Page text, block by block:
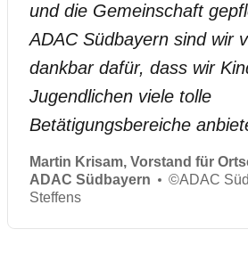
und die Gemeinschaft
ADAC Südbayern sind wir
dankbar dafür, dass wir
Jugendlichen viele tolle
Betätigungsbereiche
Martin Krisam, Vorstand für
ADAC Südbayern
©ADAC
Steffens